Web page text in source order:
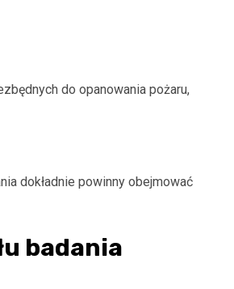
do opanowania pożaru,
dokładnie powinny obejmować
badania